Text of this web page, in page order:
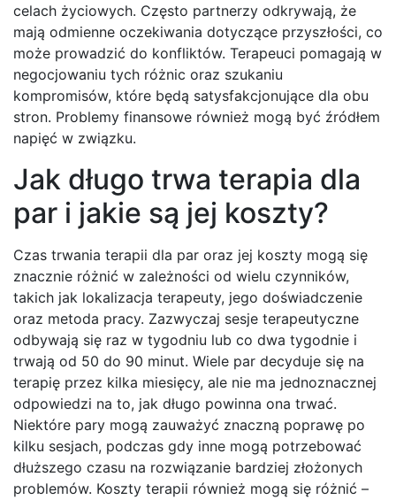
celach życiowych. Często partnerzy odkrywają, że
mają odmienne oczekiwania dotyczące przyszłości, co
może prowadzić do konfliktów. Terapeuci pomagają w
negocjowaniu tych różnic oraz szukaniu
kompromisów, które będą satysfakcjonujące dla obu
stron. Problemy finansowe również mogą być źródłem
napięć w związku.
Jak długo trwa terapia dla
par i jakie są jej koszty?
Czas trwania terapii dla par oraz jej koszty mogą się
znacznie różnić w zależności od wielu czynników,
takich jak lokalizacja terapeuty, jego doświadczenie
oraz metoda pracy. Zazwyczaj sesje terapeutyczne
odbywają się raz w tygodniu lub co dwa tygodnie i
trwają od 50 do 90 minut. Wiele par decyduje się na
terapię przez kilka miesięcy, ale nie ma jednoznacznej
odpowiedzi na to, jak długo powinna ona trwać.
Niektóre pary mogą zauważyć znaczną poprawę po
kilku sesjach, podczas gdy inne mogą potrzebować
dłuższego czasu na rozwiązanie bardziej złożonych
problemów. Koszty terapii również mogą się różnić –